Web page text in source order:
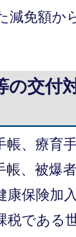
減免額か
の交付
帳、療育
帳、被爆
康保険加
税である